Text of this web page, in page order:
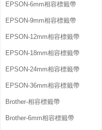
EPSON-6mm相容標籤帶
EPSON-9mm相容標籤帶
EPSON-12mm相容標籤帶
EPSON-18mm相容標籤帶
EPSON-24mm相容標籤帶
EPSON-36mm相容標籤帶
Brother-相容標籤帶
Brother-6mm相容標籤帶